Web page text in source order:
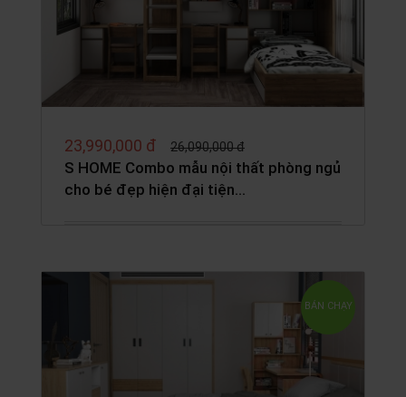
23,990,000 đ 26,090,000 đ
S HOME Combo mẫu nội thất phòng ngủ
cho bé đẹp hiện đại tiện…
BÁN CHẠY